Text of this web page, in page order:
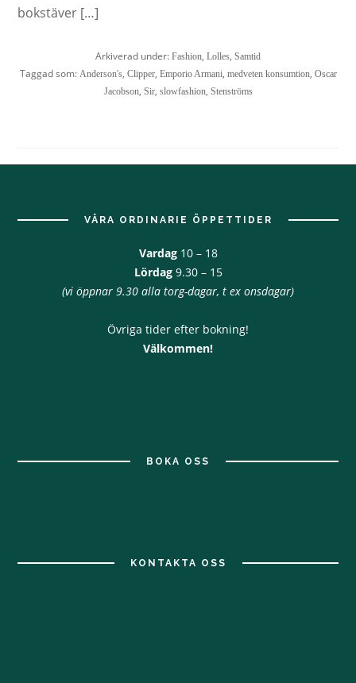
bokstäver […]
Arkiverad under: Fashion, Lolles, Samtid
Taggad som: Anderson's, Clipper, Emporio Armani, medveten konsumtion, Oscar
Jacobson, Sir, slowfashion, Stenströms
VÅRA ORDINARIE ÖPPETTIDER
Vardag10 – 18
Lördag9.30 – 15
(vi öppnar 9.30 alla torg-dagar, t ex onsdagar)
Övriga tider efter bokning!
Välkommen!
BOKA OSS
KONTAKTA OSS